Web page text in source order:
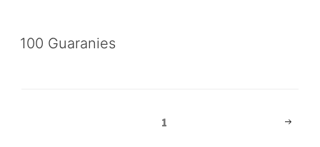
100 Guaranies
1